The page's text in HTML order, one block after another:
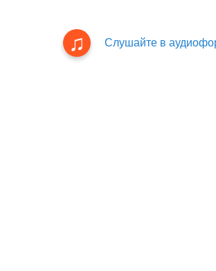
Слушайте в